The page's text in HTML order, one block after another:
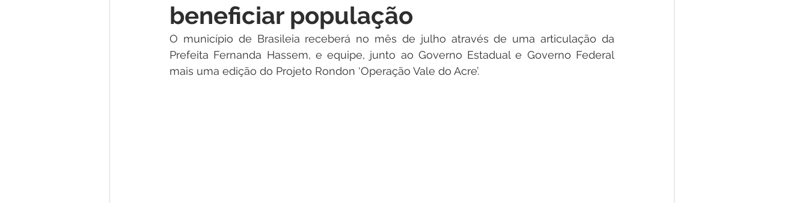
Nota de Esclarecimento Emenda Parlamentar
Alagação e Enchente Comunidade Seminários Segurança pública
beneficiar população
O município de Brasileia receberá no mês de julho através de uma articulação da
Prefeita Fernanda Hassem, e equipe, junto ao Governo Estadual e Governo Federal
mais uma edição do Projeto Rondon ‘Operação Vale do Acre’.